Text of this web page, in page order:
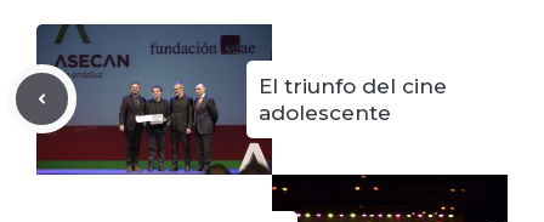
El triunfo del cine
adolescente